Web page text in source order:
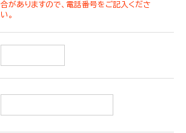
合がありますので、電話番号をご記入くださ
い。